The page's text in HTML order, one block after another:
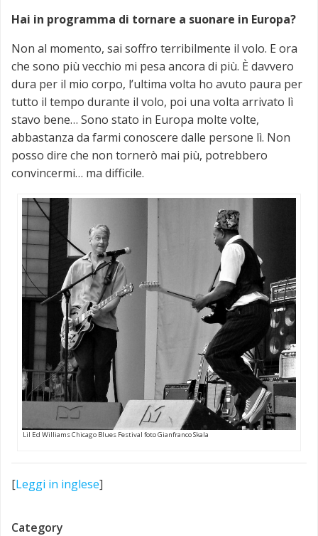
Hai in programma di tornare a suonare in Europa?
Non al momento, sai soffro terribilmente il volo. E ora
che sono più vecchio mi pesa ancora di più. È davvero
dura per il mio corpo, l’ultima volta ho avuto paura per
tutto il tempo durante il volo, poi una volta arrivato lì
stavo bene… Sono stato in Europa molte volte,
abbastanza da farmi conoscere dalle persone lì. Non
posso dire che non tornerò mai più, potrebbero
convincermi… ma difficile.
Lil Ed Williams Chicago Blues Festival foto Gianfranco Skala
[Leggi in inglese]
Category